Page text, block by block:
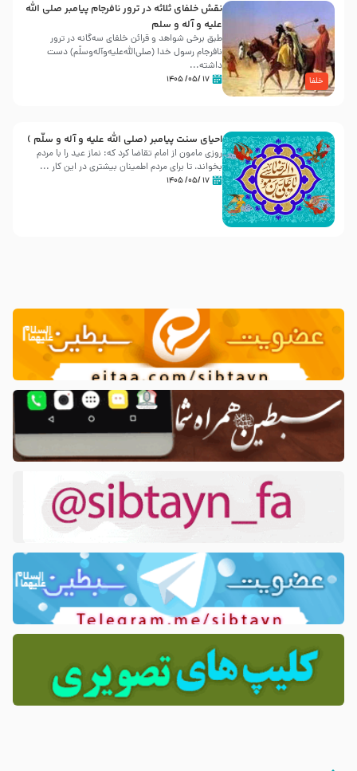
خلفا
نقش خلفای ثلاثه در ترور نافرجام پیامبر صلی الله
علیه و آله و سلم
طبق برخی شواهد و قرائن خلفای سه‌گانه در ترور
نافرجام رسول خدا (صلی‌الله‌علیه‌و‌آله‌وسلّم) دست
داشته‌...
۱۷ /۰۵/ ۱۴۰۵
احیای سنت پیامبر (صلی الله علیه و آله و سلّم )
روزی مامون از امام تقاضا کرد که: نماز عید را با مردم
بخواند، تا برای مردم اطمینان بیشتری در این کار ...
۱۷ /۰۵/ ۱۴۰۵